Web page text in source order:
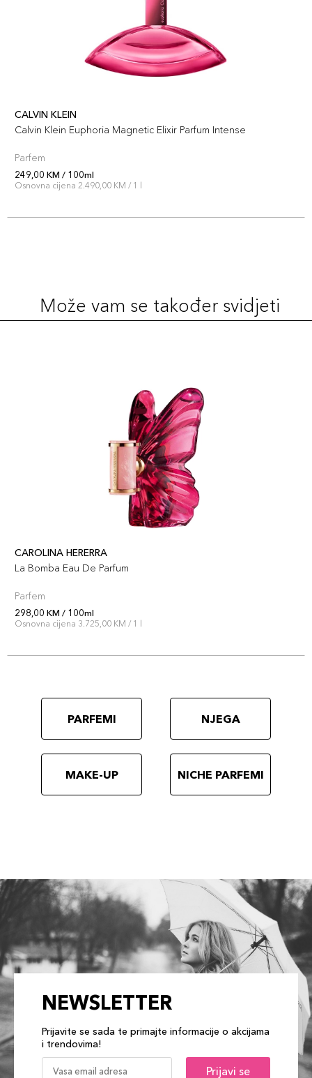
CALVIN KLEIN
Calvin Klein Euphoria Magnetic Elixir Parfum Intense
Parfem
249,00 KM / 100ml
Osnovna cijena 2.490,00 KM / 1 l
Može vam se također svidjeti
CAROLINA HERERRA
La Bomba Eau De Parfum
Parfem
298,00 KM / 100ml
Osnovna cijena 3.725,00 KM / 1 l
PARFEMI NJEGA
MAKE-UP NICHE PARFEMI
NEWSLETTER
Prijavite se sada te primajte informacije o akcijama
i trendovima!
Prijavi se